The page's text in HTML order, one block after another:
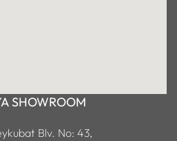
SHOWROOM
Blv. No: 43,